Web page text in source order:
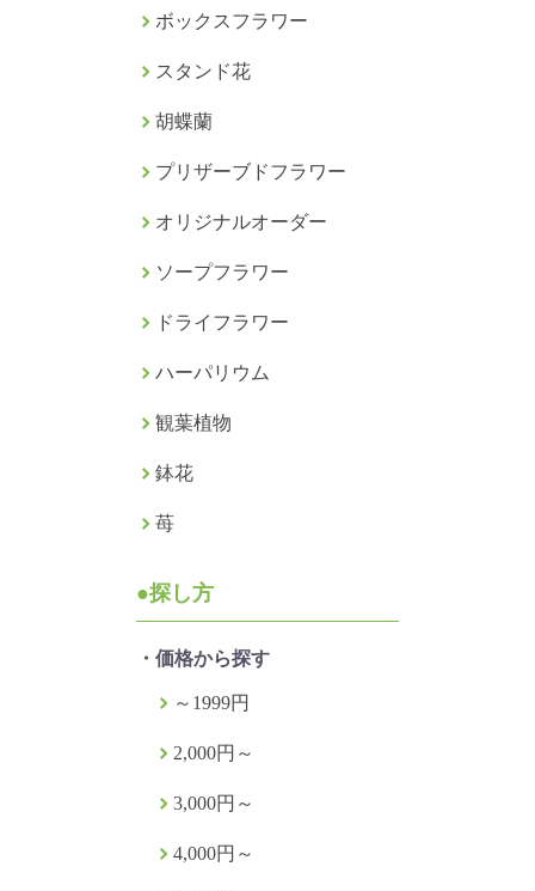
ボックスフラワー
スタンド花
胡蝶蘭
プリザーブドフラワー
オリジナルオーダー
ソープフラワー
ドライフラワー
ハーパリウム
観葉植物
鉢花
苺
●探し方
・価格から探す
～1999円
2,000円～
3,000円～
4,000円～